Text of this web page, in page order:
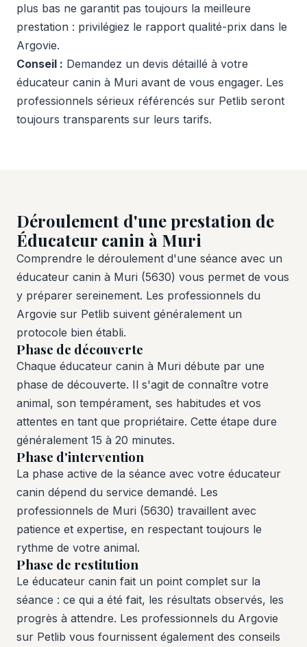
plus bas ne garantit pas toujours la meilleure
prestation : privilégiez le rapport qualité-prix dans le
Argovie.
Conseil : Demandez un devis détaillé à votre
éducateur canin à Muri avant de vous engager. Les
professionnels sérieux référencés sur Petlib seront
toujours transparents sur leurs tarifs.
Déroulement d'une prestation de
Éducateur canin à Muri
Comprendre le déroulement d'une séance avec un
éducateur canin à Muri (5630) vous permet de vous
y préparer sereinement. Les professionnels du
Argovie sur Petlib suivent généralement un
protocole bien établi.
Phase de découverte
Chaque éducateur canin à Muri débute par une
phase de découverte. Il s'agit de connaître votre
animal, son tempérament, ses habitudes et vos
attentes en tant que propriétaire. Cette étape dure
généralement 15 à 20 minutes.
Phase d'intervention
La phase active de la séance avec votre éducateur
canin dépend du service demandé. Les
professionnels de Muri (5630) travaillent avec
patience et expertise, en respectant toujours le
rythme de votre animal.
Phase de restitution
Le éducateur canin fait un point complet sur la
séance : ce qui a été fait, les résultats observés, les
progrès à attendre. Les professionnels du Argovie
sur Petlib vous fournissent également des conseils